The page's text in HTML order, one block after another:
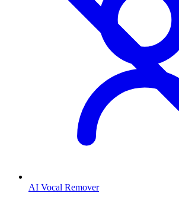
AI Vocal Remover